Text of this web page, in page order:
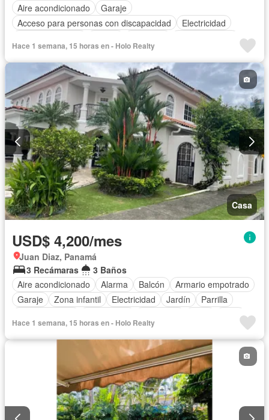
Aire acondicionado
Garaje
Acceso para personas con discapacidad
Electricidad
Ascensor
Vista panorámica Sauna
Agua
Hace 1 semana, 15 horas en - Holo Realty
Casa
USD$ 4,200/mes
Juan Diaz, Panamá
3 Recámaras
3 Baños
Aire acondicionado
Alarma Balcón
Armario empotrado
Garaje
Zona infantil Electricidad Jardín
Parrilla
Hace 1 semana, 15 horas en - Holo Realty